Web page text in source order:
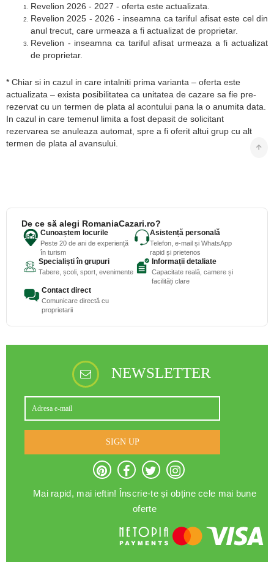
Revelion 2026 - 2027 - oferta este actualizata.
Revelion 2025 - 2026 - inseamna ca tariful afisat este cel din
anul trecut, care urmeaza a fi actualizat de proprietar.
Revelion - inseamna ca tariful afisat urmeaza a fi actualizat
de proprietar.
* Chiar si in cazul in care intalniti prima varianta – oferta este
actualizata – exista posibilitatea ca unitatea de cazare sa fie pre-
rezervat cu un termen de plata al acontului pana la o anumita data.
In cazul in care temenul limita a fost depasit de solicitant
rezervarea se anuleaza automat, spre a fi oferit altui grup cu alt
termen de plata al avansului.
De ce să alegi RomaniaCazari.ro?
Cunoaștem locurile
Peste 20 de ani de experiență
în turism
Asistență personală
Telefon, e-mail și WhatsApp
rapid și prietenos
Specialiști în grupuri
Tabere, școli, sport, evenimente
Informații detaliate
Capacitate reală, camere și
facilități clare
Contact direct
Comunicare directă cu
proprietarii
NEWSLETTER
SIGN UP
Mai rapid, mai ieftin! Înscrie-te și obține cele mai bune
oferte